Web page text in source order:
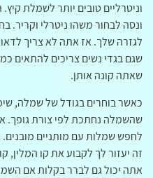
וניטרליים טובים יותר לשמלת
ונסה לבחור משהו ניטרלי וקריר.
לגזרה שלך. אז אתה לא צריך
שגם בגדי נשים צריכים להתאים
שאתה קונה אותן.
כאשר בוחרים בגודל של שמלה,
שהשמלה נחתכת לפי צורת גופך.
לחפש שמלות עם מותניים
זה יעזור לך לקבוע את קו המלין,
אתה יכול גם לברר בקלות אם